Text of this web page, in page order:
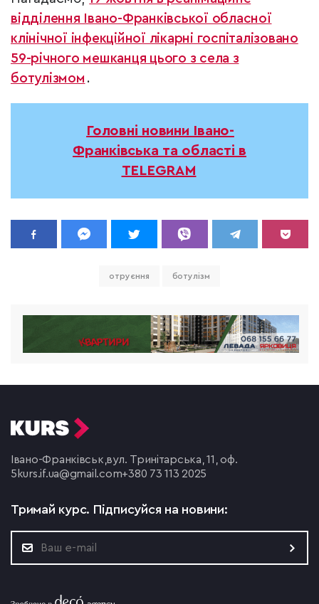
відділення Івано-Франківської обласної
клінічної інфекційної лікарні госпіталізовано
59-річного мешканця цього з села з
ботулізмом .
Головні новини Івано-
Франківська та області в
TELEGRAM
отруєння ботулізм
Івано-Франківськ,вул. Тринітарська, 11, оф.
5 kurs.if.ua@gmail.com+380 73 113 2025
Тримай курс. Підписуйся на новини: